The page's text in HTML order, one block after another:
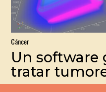
Cáncer
Un software
tratar